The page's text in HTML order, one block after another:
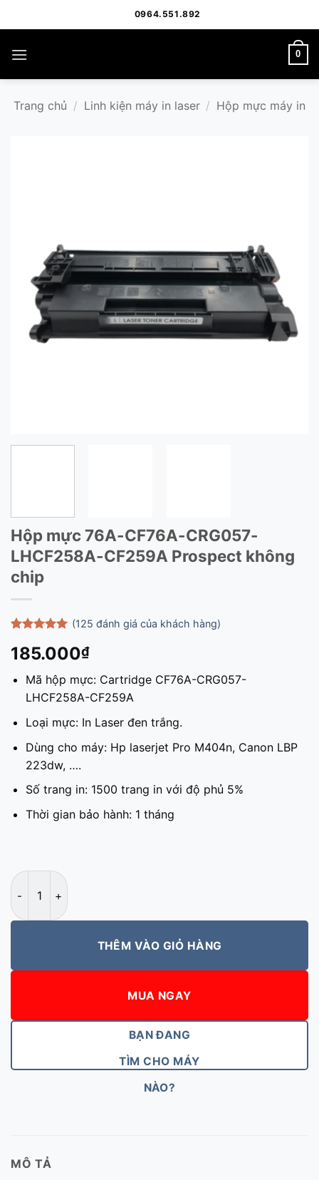
qua
dung
0964.551.892
0
Trang chủ / Linh kiện máy in laser / Hộp mực máy in
Hộp mực 76A-CF76A-CRG057-
LHCF258A-CF259A Prospect không
chip
dựa trên
đánh giá
(125 đánh giá của khách hàng)
185.000₫
Mã hộp mực: Cartridge CF76A-CRG057-
LHCF258A-CF259A
Loại mực: In Laser đen trắng.
Dùng cho máy: Hp laserjet Pro M404n, Canon LBP
223dw, ….
Số trang in: 1500 trang in với độ phủ 5%
Thời gian bảo hành: 1 tháng
Hộp mực 76A-CF76A-CRG057-LHCF258A-CF259A
THÊM VÀO GIỎ HÀNG
MUA NGAY
BẠN ĐANG
TÌM CHO MÁY
NÀO?
MÔ TẢ